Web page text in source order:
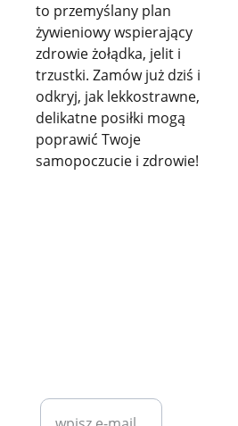
to przemyślany plan
żywieniowy wspierający
zdrowie żołądka, jelit i
trzustki. Zamów już dziś i
odkryj, jak lekkostrawne,
delikatne posiłki mogą
poprawić Twoje
samopoczucie i zdrowie!